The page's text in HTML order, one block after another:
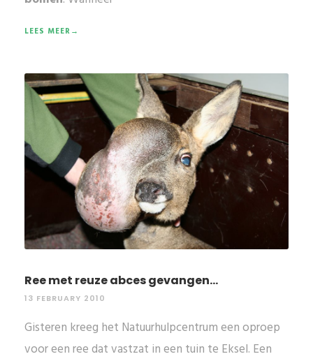
LEES MEER→
Ree met reuze abces gevangen...
13 FEBRUARY 2010
Gisteren kreeg het Natuurhulpcentrum een oproep
voor een ree dat vastzat in een tuin te Eksel. Een